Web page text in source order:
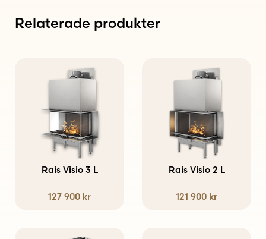
Relaterade produkter
Rais Visio 3 L
127 900 kr
produkten
varianter.
olika
Rais Visio 2 L
121 900 kr
produkten
varianter.
olika